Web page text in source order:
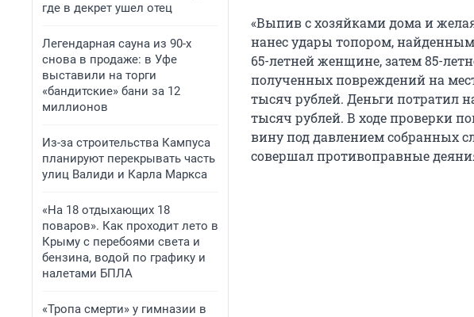
где в декрет ушел отец
Легендарная сауна из 90-х
снова в продаже: в Уфе
выставили на торги
«бандитские» бани за 12
миллионов
Из-за строительства Кампуса
планируют перекрывать часть
улиц Валиди и Карла Маркса
«На 18 отдыхающих 18
поваров». Как проходит лето в
Крыму с перебоями света и
бензина, водой по графику и
налетами БПЛА
«Тропа смерти» у гимназии в
«Выпив с хозяйками дома и
нанес удары топором,
65-летней женщине, затем 85-
полученных повреждений на
тысяч рублей. Деньги потратил
тысяч рублей. В ходе проверки
вину под давлением собранных
совершал противоправные